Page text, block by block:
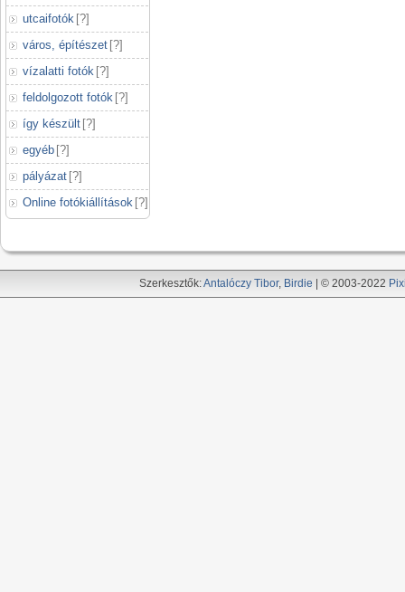
utcaifotók [?]
város, építészet [?]
vízalatti fotók [?]
feldolgozott fotók [?]
így készült [?]
egyéb [?]
pályázat [?]
Online fotókiállítások [?]
Szerkesztők:Antalóczy Tibor, Birdie | © 2003-2022